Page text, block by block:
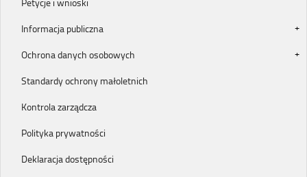
Informacja publiczna
Ochrona danych osobowych
Standardy ochrony małoletnich
Kontrola zarządcza
Polityka prywatności
Deklaracja dostępności